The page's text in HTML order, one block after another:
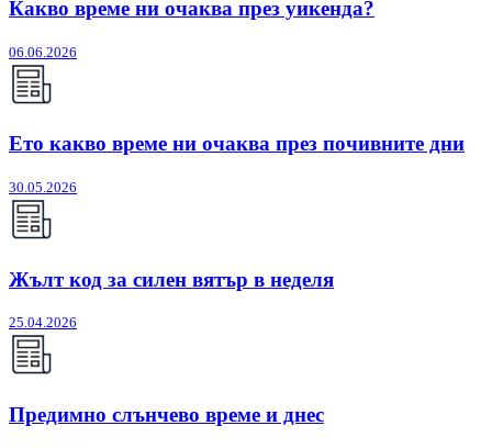
Какво време ни очаква през уикенда?
06.06.2026
Ето какво време ни очаква през почивните дни
30.05.2026
Жълт код за силен вятър в неделя
25.04.2026
Предимно слънчево време и днес